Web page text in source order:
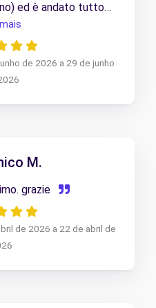
ed è andato tutto
consigliato.
de 2026 a 29 de junho
M.
grazie
de 2026 a 22 de abril de